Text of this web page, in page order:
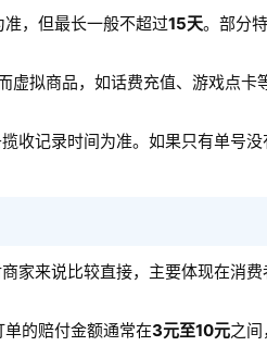
，但最长一般不超过15天。部分
虚拟商品，如话费充值、游戏点卡
收记录时间为准。如果只有单号
家来说比较直接，主要体现在消费
的赔付金额通常在3元至10元之间